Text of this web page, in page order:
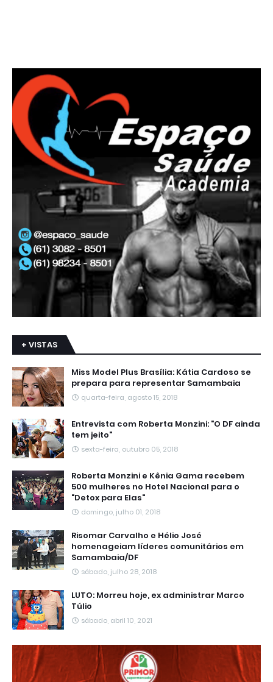
+ VISTAS
Miss Model Plus Brasília: Kátia Cardoso se
prepara para representar Samambaia
quarta-feira, agosto 15, 2018
Entrevista com Roberta Monzini: "O DF ainda
tem jeito"
sexta-feira, outubro 05, 2018
Roberta Monzini e Kênia Gama recebem
500 mulheres no Hotel Nacional para o
"Detox para Elas"
domingo, julho 01, 2018
Risomar Carvalho e Hélio José
homenageiam líderes comunitários em
Samambaia/DF
sábado, julho 28, 2018
LUTO: Morreu hoje, ex administrar Marco
Túlio
sábado, abril 10, 2021